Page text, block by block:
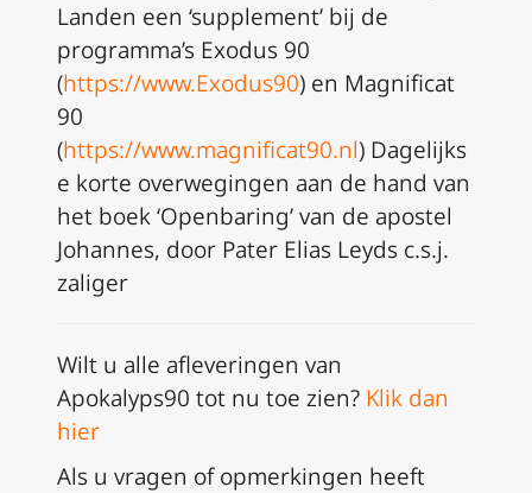
Landen een ‘supplement’ bij de
programma’s Exodus 90
(https://www.Exodus90) en Magnificat
90
(https://www.magnificat90.nl) Dagelijks
e korte overwegingen aan de hand van
het boek ‘Openbaring’ van de apostel
Johannes, door Pater Elias Leyds c.s.j.
zaliger
Wilt u alle afleveringen van
Apokalyps90 tot nu toe zien? Klik dan
hier
Als u vragen of opmerkingen heeft